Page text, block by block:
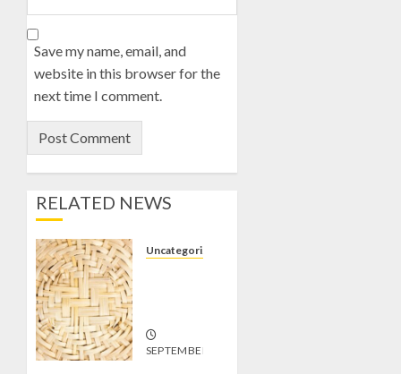
Save my name, email, and
website in this browser for the
next time I comment.
RELATED NEWS
Uncategorized
SEPTEMBER